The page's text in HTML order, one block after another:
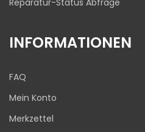
INFORMATIONEN
FAQ
Mein Konto
Merkzettel